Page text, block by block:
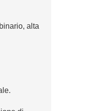
alta